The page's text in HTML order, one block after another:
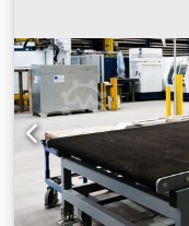
Larghezza: 1600 mm
Sljgmerf Peso della
punta su una
tagliati con ossitaglio
Compensazione di
Spazzole in filo
bordi - Sistema di
larghezza di lavoro -